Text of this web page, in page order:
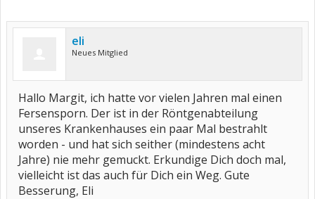
eli
Neues Mitglied
Hallo Margit, ich hatte vor vielen Jahren mal einen
Fersensporn. Der ist in der Röntgenabteilung
unseres Krankenhauses ein paar Mal bestrahlt
worden - und hat sich seither (mindestens acht
Jahre) nie mehr gemuckt. Erkundige Dich doch mal,
vielleicht ist das auch für Dich ein Weg. Gute
Besserung, Eli